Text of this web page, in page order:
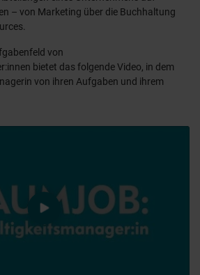
– von Marketing über die Buchhaltung
von
bietet das folgende Video, in dem
von ihren Aufgaben und ihrem
video.play